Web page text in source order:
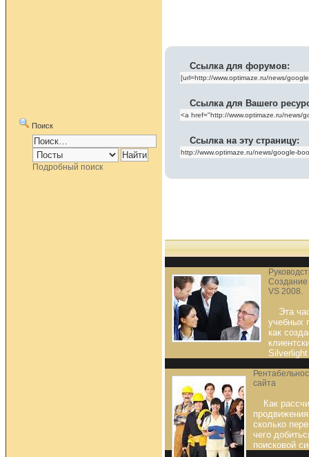
Поиск
Подробный поиск
Ссылка для форумов:
Ссылка для Вашего
Ссылка на эту страницу:
Создание
VS 2008.
Эта
учебных
как
сайта
Как
сколько
чего
поисковой